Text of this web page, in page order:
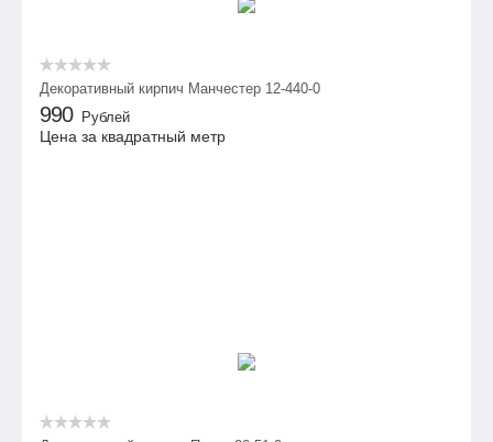
Декоративный кирпич Манчестер 12-440-0
990 Рублей
Цена за квадратный метр